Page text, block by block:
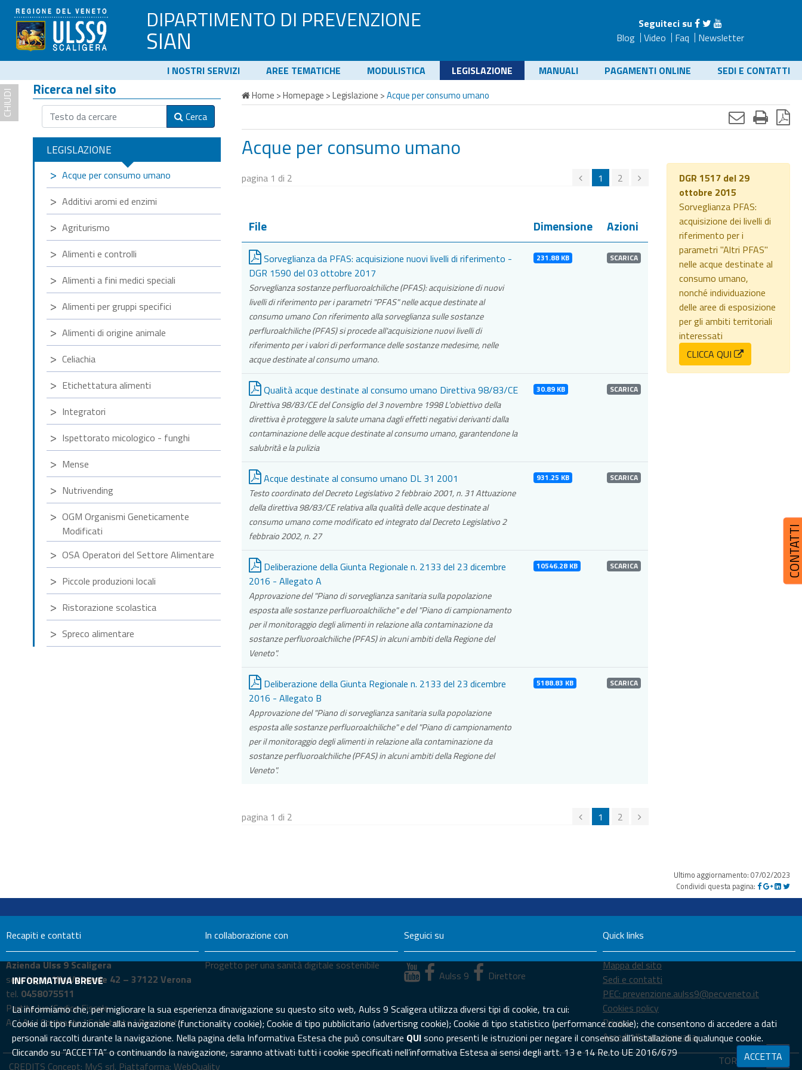
DIPARTIMENTO DI PREVENZIONE
SIAN
Seguiteci su
Blog
Video Faq Newsletter
I NOSTRI SERVIZI AREE TEMATICHE MODULISTICA LEGISLAZIONE MANUALI PAGAMENTI ONLINE SEDI E CONTATTI
Home >Homepage >Legislazione >Acque per consumo umano
Acque per consumo umano
pagina 1 di 2 1 2
File Dimensione Azioni
Sorveglianza da PFAS: acquisizione nuovi livelli di riferimento -
DGR 1590 del 03 ottobre 2017
Sorveglianza sostanze perfluoroalchiliche (PFAS): acquisizione di nuovi
livelli di riferimento per i parametri "PFAS" nelle acque destinate al
consumo umano Con riferimento alla sorveglianza sulle sostanze
perfluroalchiliche (PFAS) si procede all'acquisizione nuovi livelli di
riferimento per i valori di performance delle sostanze medesime, nelle
acque destinate al consumo umano.
231.88 KB SCARICA
Qualità acque destinate al consumo umano Direttiva 98/83/CE
Direttiva 98/83/CE del Consiglio del 3 novembre 1998 L'obiettivo della
direttiva è proteggere la salute umana dagli effetti negativi derivanti dalla
contaminazione delle acque destinate al consumo umano, garantendone la
salubrità e la pulizia
30.89 KB SCARICA
Acque destinate al consumo umano DL 31 2001
Testo coordinato del Decreto Legislativo 2 febbraio 2001, n. 31 Attuazione
della direttiva 98/83/CE relativa alla qualità delle acque destinate al
consumo umano come modificato ed integrato dal Decreto Legislativo 2
febbraio 2002, n. 27
931.25 KB SCARICA
Deliberazione della Giunta Regionale n. 2133 del 23 dicembre
2016 - Allegato A
Approvazione del "Piano di sorveglianza sanitaria sulla popolazione
esposta alle sostanze perfluoroalchiliche" e del "Piano di campionamento
per il monitoraggio degli alimenti in relazione alla contaminazione da
sostanze perfluoroalchiliche (PFAS) in alcuni ambiti della Regione del
Veneto".
10546.28 KB SCARICA
Deliberazione della Giunta Regionale n. 2133 del 23 dicembre
2016 - Allegato B
Approvazione del "Piano di sorveglianza sanitaria sulla popolazione
esposta alle sostanze perfluoroalchiliche" e del "Piano di campionamento
per il monitoraggio degli alimenti in relazione alla contaminazione da
sostanze perfluoroalchiliche (PFAS) in alcuni ambiti della Regione del
Veneto".
5188.83 KB SCARICA
pagina 1 di 2 1 2
DGR 1517 del 29
ottobre 2015
Sorveglianza PFAS:
acquisizione dei livelli di
riferimento per i
parametri "Altri PFAS"
nelle acque destinate al
consumo umano,
nonché individuazione
delle aree di esposizione
per gli ambiti territoriali
interessati
CLICCA QUI
Ultimo aggiornamento: 07/02/2023
Condividi questa pagina:
CHIUDI Ricerca nel sito
Cerca
LEGISLAZIONE
Acque per consumo umano
Additivi aromi ed enzimi
Agriturismo
Alimenti e controlli
Alimenti a fini medici speciali
Alimenti per gruppi specifici
Alimenti di origine animale
Celiachia
Etichettatura alimenti
Integratori
Ispettorato micologico - funghi
Mense
Nutrivending
OGM Organismi Geneticamente
Modificati
OSA Operatori del Settore Alimentare
Piccole produzioni locali
Ristorazione scolastica
Spreco alimentare
Recapiti e contatti
Azienda Ulss 9 Scaligera
sede legaleVia Valverde 42 – 37122 Verona
tel. 0458075511
Partita Iva/Codice Fiscale
A-|A+| Contrasto |Solo testo|Reimposta
In collaborazione con
Progetto per una sanità digitale sostenibile
Seguici su
Aulss 9 Direttore
Quick links
Mappa del sito
Sedi e contatti
PEC: prevenzione.aulss9@pecveneto.it
Cookies policy
Privacy
Accedi all'area riservata
CREDITS Concept: MyS srl. Piattaforma: WebQuality TORNA SU
INFORMATIVA BREVE
La informiamo che, per migliorare la sua esperienza dinavigazione su questo sito web, Aulss 9 Scaligera utilizza diversi tipi di cookie, tra cui:
Cookie di tipo funzionale alla navigazione (functionality cookie); Cookie di tipo pubblicitario (advertisng cookie); Cookie di tipo statistico (performance cookie); che consentono di accedere a dati
personali raccolti durante la navigazione. Nella pagina della Informativa Estesa che può consultare QUIsono presenti le istruzioni per negare il consenso all’installazione di qualunque cookie.
Cliccando su “ACCETTA” o continuando la navigazione, saranno attivati tutti i cookie specificati nell’informativa Estesa ai sensi degli artt. 13 e 14 Re.to UE 2016/679
ACCETTA